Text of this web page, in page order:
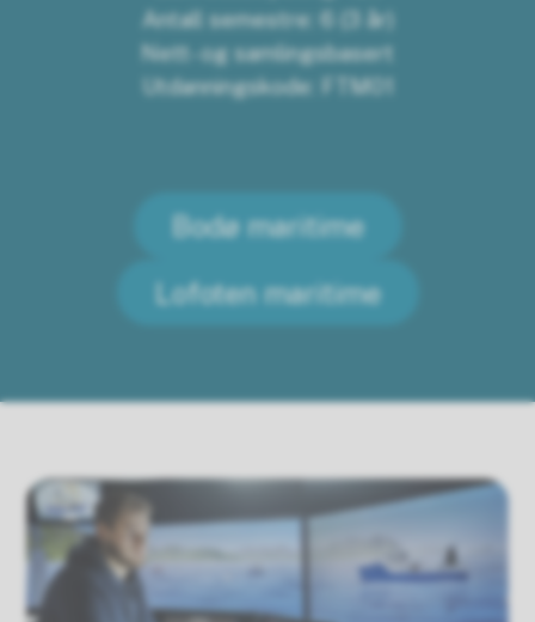
Antall semestre: 6 (3 år)
Nett- og samlingsbasert
Utdanningskode: FTM01
Bodø maritime
Lofoten maritime